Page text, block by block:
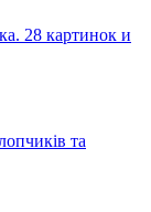
28 картинок и
та